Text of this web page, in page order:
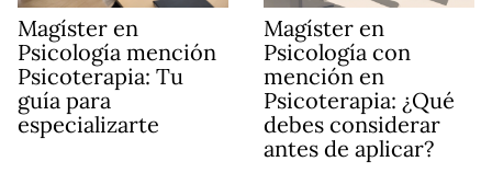
Magíster en
Psicología mención
Psicoterapia: Tu
guía para
especializarte
Magíster en
Psicología con
mención en
Psicoterapia: ¿Qué
debes considerar
antes de aplicar?